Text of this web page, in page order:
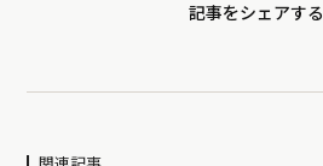
記事をシェアする